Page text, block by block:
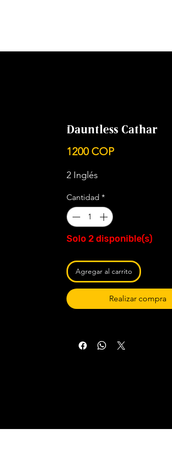
Dauntless Cathar
1200 COPPrecio
2 Inglés
Cantidad *
Solo 2 disponible(s)
Agregar al carrito
Realizar compra